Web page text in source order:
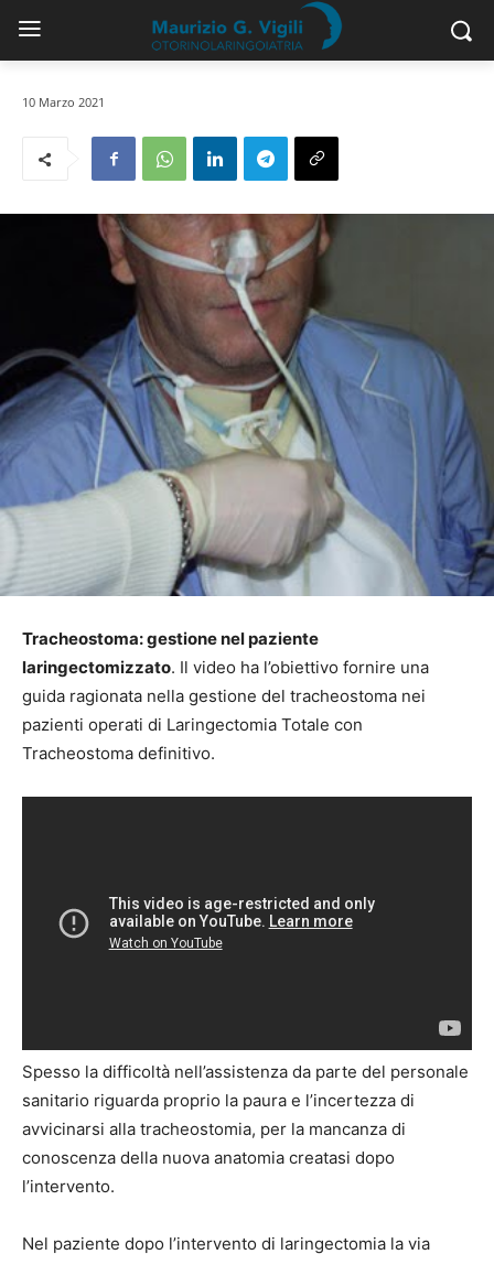
10 Marzo 2021
Tracheostoma: gestione nel paziente
laringectomizzato. Il video ha l’obiettivo fornire una
guida ragionata nella gestione del tracheostoma nei
pazienti operati di Laringectomia Totale con
Tracheostoma definitivo.
Spesso la difficoltà nell’assistenza da parte del personale
sanitario riguarda proprio la paura e l’incertezza di
avvicinarsi alla tracheostomia, per la mancanza di
conoscenza della nuova anatomia creatasi dopo
l’intervento.
Nel paziente dopo l’intervento di laringectomia la via